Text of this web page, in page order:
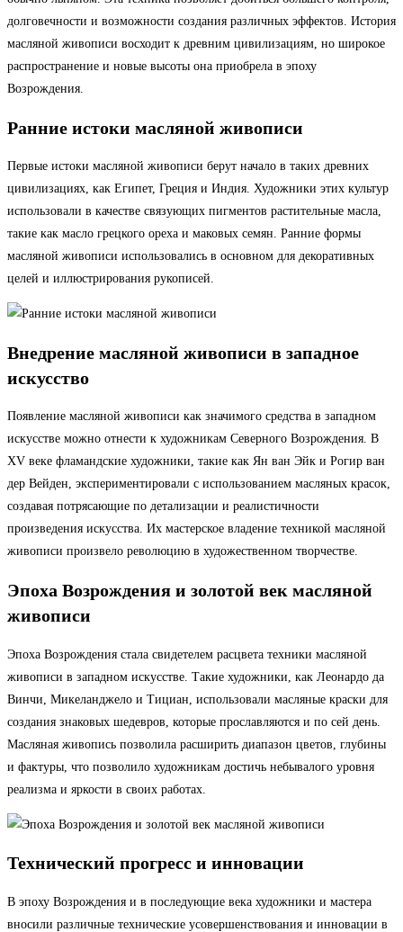
долговечности и возможности создания различных эффектов. История
масляной живописи восходит к древним цивилизациям, но широкое
распространение и новые высоты она приобрела в эпоху
Возрождения.
Ранние истоки масляной живописи
Первые истоки масляной живописи берут начало в таких древних
цивилизациях, как Египет, Греция и Индия. Художники этих культур
использовали в качестве связующих пигментов растительные масла,
такие как масло грецкого ореха и маковых семян. Ранние формы
масляной живописи использовались в основном для декоративных
целей и иллюстрирования рукописей.
Внедрение масляной живописи в западное
искусство
Появление масляной живописи как значимого средства в западном
искусстве можно отнести к художникам Северного Возрождения. В
XV веке фламандские художники, такие как Ян ван Эйк и Рогир ван
дер Вейден, экспериментировали с использованием масляных красок,
создавая потрясающие по детализации и реалистичности
произведения искусства. Их мастерское владение техникой масляной
живописи произвело революцию в художественном творчестве.
Эпоха Возрождения и золотой век масляной
живописи
Эпоха Возрождения стала свидетелем расцвета техники масляной
живописи в западном искусстве. Такие художники, как Леонардо да
Винчи, Микеланджело и Тициан, использовали масляные краски для
создания знаковых шедевров, которые прославляются и по сей день.
Масляная живопись позволила расширить диапазон цветов, глубины
и фактуры, что позволило художникам достичь небывалого уровня
реализма и яркости в своих работах.
Технический прогресс и инновации
В эпоху Возрождения и в последующие века художники и мастера
вносили различные технические усовершенствования и инновации в